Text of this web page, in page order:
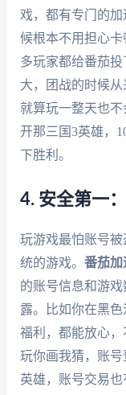
戏，都有专门的
候根本不用担心
多玩家都给番茄
大，团战的时候从
就算玩一整天也
开那三国3英雄，
下胜利。
4. 安全第一
玩游戏最怕账号
统的游戏。 番茄加
的账号信息和游
露。比如你在黑
福利，都能放心
玩你画我猜，账
英雄，账号交易也